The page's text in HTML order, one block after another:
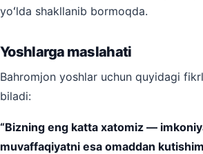
yoʻlda shakllanib bormoqda.
Yoshlarga maslahati
Bahromjon yoshlar uchun quyidagi
biladi:
“Bizning eng katta xatomiz —
muvaffaqiyatni esa omaddan